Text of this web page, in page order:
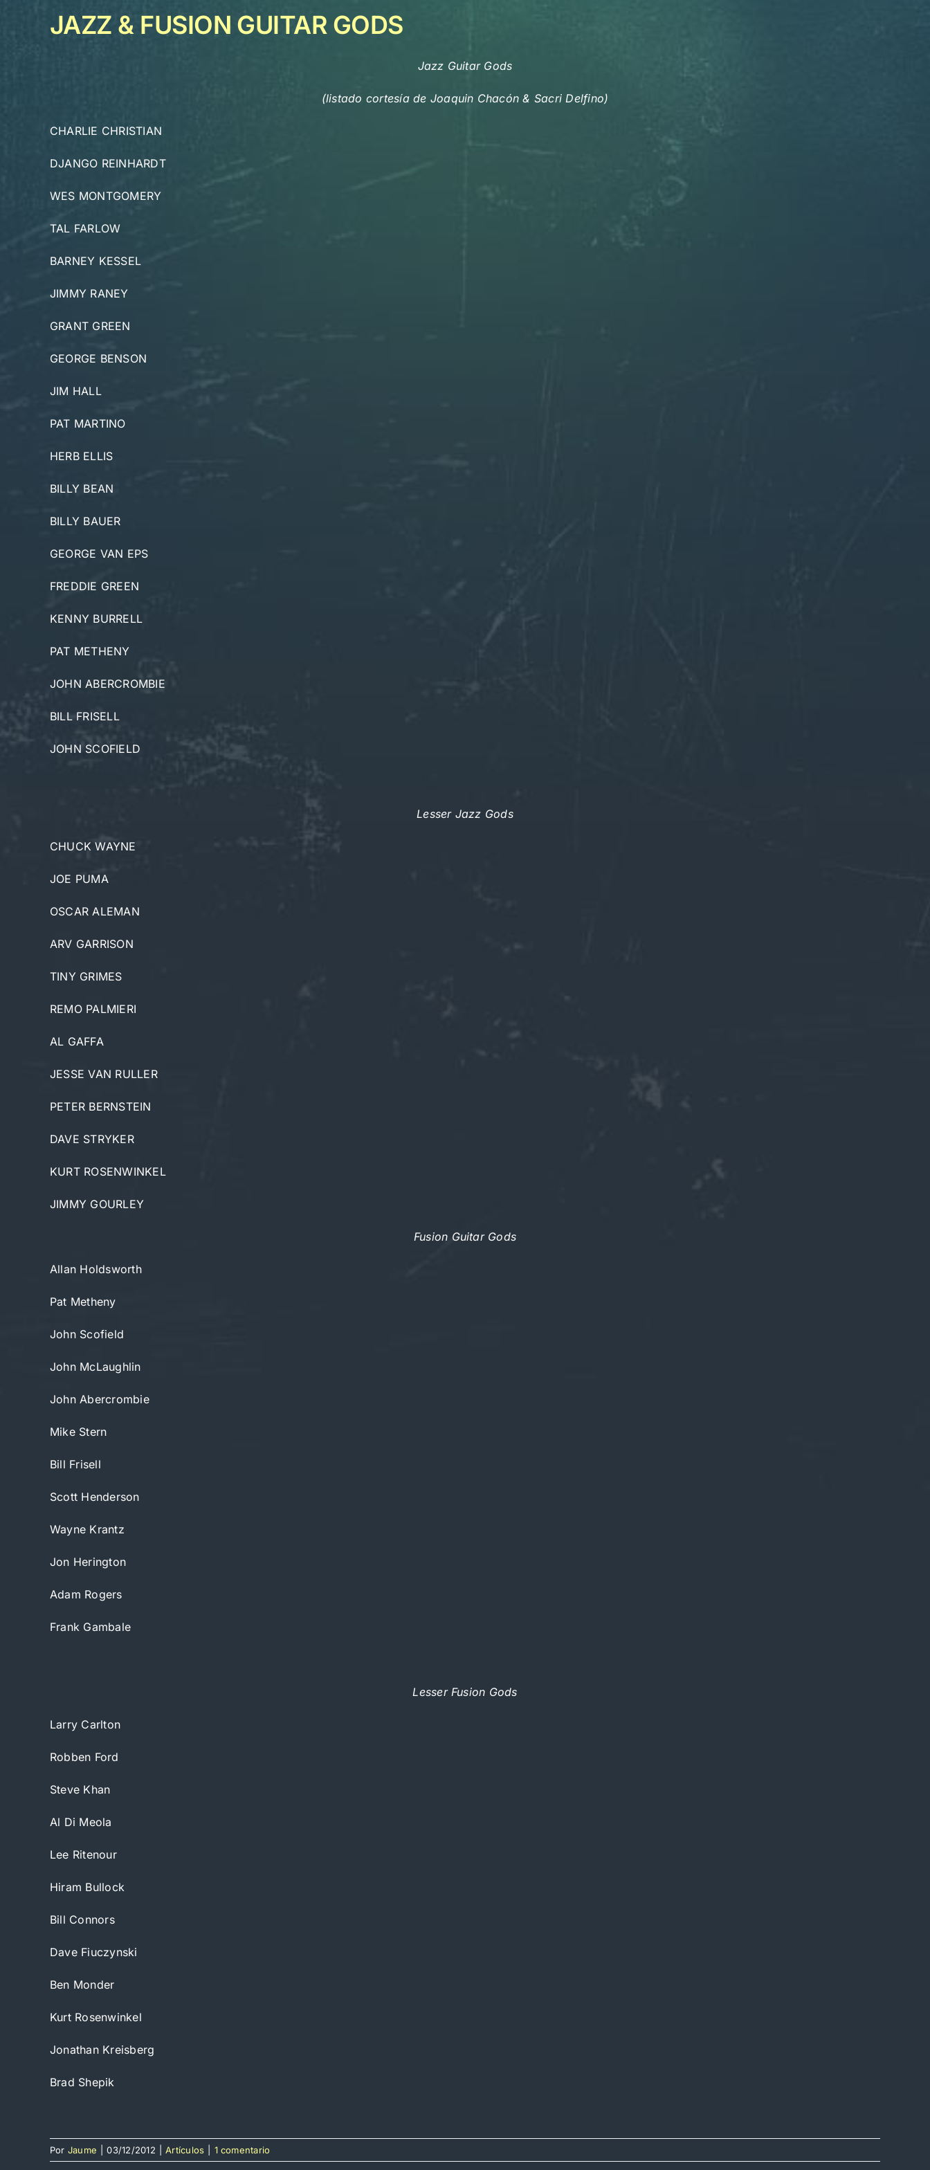
JAZZ & FUSION GUITAR GODS
Jazz Guitar Gods
(listado cortesía de Joaquin Chacón & Sacri Delfino)
CHARLIE CHRISTIAN
DJANGO REINHARDT
WES MONTGOMERY
TAL FARLOW
BARNEY KESSEL
JIMMY RANEY
GRANT GREEN
GEORGE BENSON
JIM HALL
PAT MARTINO
HERB ELLIS
BILLY BEAN
BILLY BAUER
GEORGE VAN EPS
FREDDIE GREEN
KENNY BURRELL
PAT METHENY
JOHN ABERCROMBIE
BILL FRISELL
JOHN SCOFIELD
Lesser Jazz Gods
CHUCK WAYNE
JOE PUMA
OSCAR ALEMAN
ARV GARRISON
TINY GRIMES
REMO PALMIERI
AL GAFFA
JESSE VAN RULLER
PETER BERNSTEIN
DAVE STRYKER
KURT ROSENWINKEL
JIMMY GOURLEY
Fusion Guitar Gods
Allan Holdsworth
Pat Metheny
John Scofield
John McLaughlin
John Abercrombie
Mike Stern
Bill Frisell
Scott Henderson
Wayne Krantz
Jon Herington
Adam Rogers
Frank Gambale
Lesser Fusion Gods
Larry Carlton
Robben Ford
Steve Khan
Al Di Meola
Lee Ritenour
Hiram Bullock
Bill Connors
Dave Fiuczynski
Ben Monder
Kurt Rosenwinkel
Jonathan Kreisberg
Brad Shepik
Por Jaume 03/12/2012 Artículos 1 comentario